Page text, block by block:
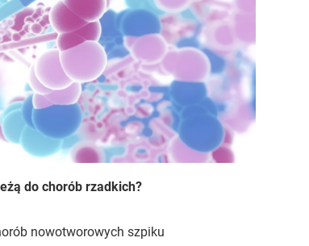
do chorób rzadkich?
nowotworowych szpiku